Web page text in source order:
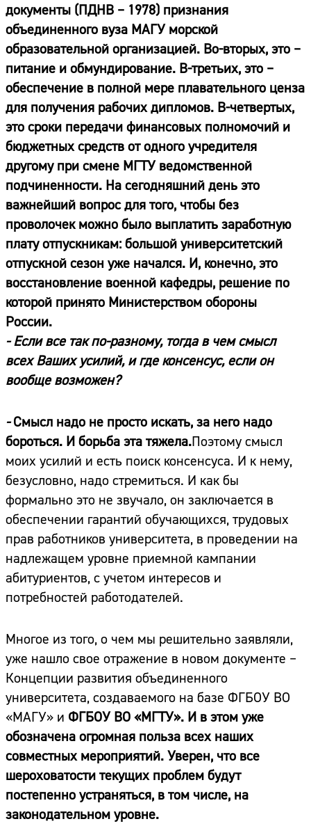
документы (ПДНВ – 1978) признания
объединенного вуза МАГУ морской
образовательной организацией. Во-вторых, это –
питание и обмундирование. В-третьих, это –
обеспечение в полной мере плавательного ценза
для получения рабочих дипломов. В-четвертых,
это сроки передачи финансовых полномочий и
бюджетных средств от одного учредителя
другому при смене МГТУ ведомственной
подчиненности. На сегодняшний день это
важнейший вопрос для того, чтобы без
проволочек можно было выплатить заработную
плату отпускникам: большой университетский
отпускной сезон уже начался. И, конечно, это
восстановление военной кафедры, решение по
которой принято Министерством обороны
России.
- Если все так по-разному, тогда в чем смысл
всех Ваших усилий, и где консенсус, если он
вообще возможен?
-Смысл надо не просто искать, за него надо
бороться. И борьба эта тяжела.Поэтому смысл
моих усилий и есть поиск консенсуса. И к нему,
безусловно, надо стремиться. И как бы
формально это не звучало, он заключается в
обеспечении гарантий обучающихся, трудовых
прав работников университета, в проведении на
надлежащем уровне приемной кампании
абитуриентов, с учетом интересов и
потребностей работодателей.
Многое из того, о чем мы решительно заявляли,
уже нашло свое отражение в новом документе –
Концепции развития объединенного
университета, создаваемого на базе ФГБОУ ВО
«МАГУ» и ФГБОУ ВО «МГТУ». И в этом уже
обозначена огромная польза всех наших
совместных мероприятий. Уверен, что все
шероховатости текущих проблем будут
постепенно устраняться, в том числе, на
законодательном уровне.